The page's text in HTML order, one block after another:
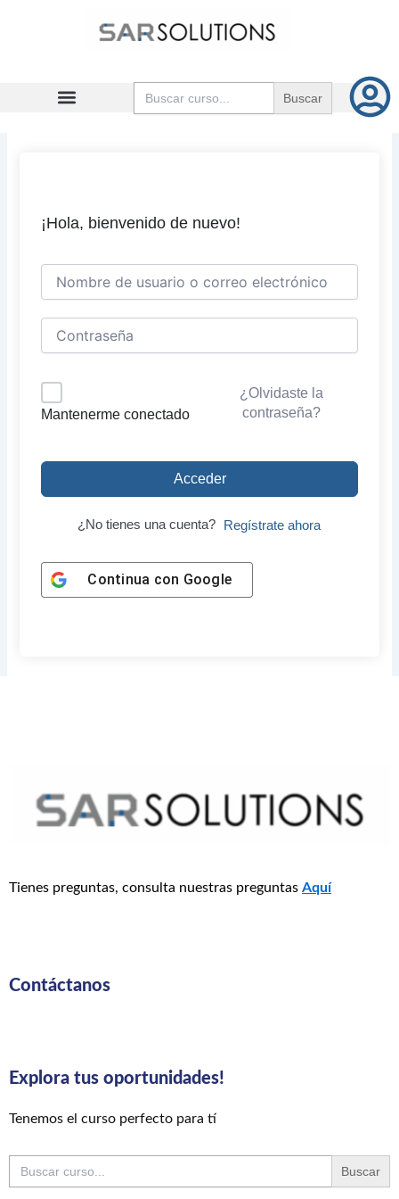
Buscar:
¡Hola, bienvenido de nuevo!
Mantenerme conectado
¿Olvidaste la
contraseña?
Acceder
¿No tienes una cuenta? Regístrate ahora
Continua con Google
Tienes preguntas, consulta nuestras preguntas Aquí
Contáctanos
Explora tus oportunidades!
Tenemos el curso perfecto para tí
Buscar: